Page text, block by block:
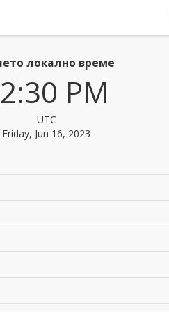
локално време
PM
UTC
Friday, Jun 16, 2023